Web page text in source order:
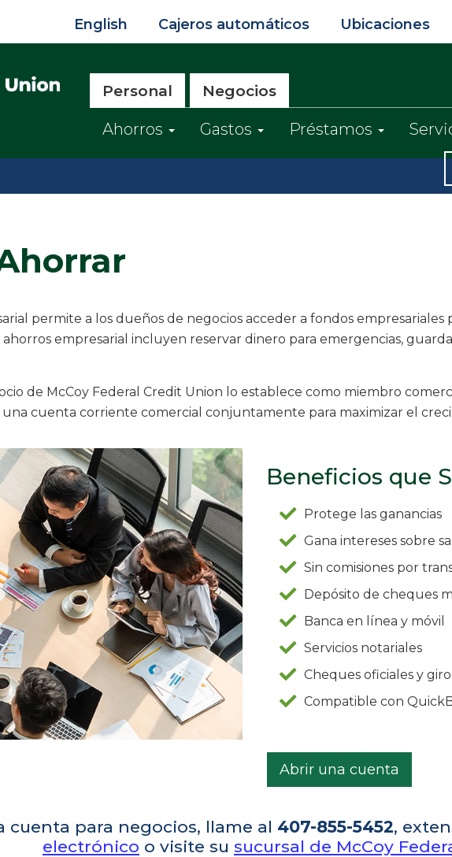
English Cajeros automáticos Ubicaciones
Personal Negocios
Ahorros Gastos Préstamos
permite a los dueños de negocios acceder a fondos empresariales
empresarial incluyen reservar dinero para emergencias,
de McCoy Federal Credit Union lo establece como miembro
cuenta corriente comercial conjuntamente para maximizar el
Beneficios que
Protege las ganancias
Gana intereses sobre
Sin comisiones por
Depósito de cheques
Banca en línea y móvil
Servicios notariales
Cheques oficiales y
Compatible con
Abrir una cuenta
cuenta para negocios, llame al 407-855-5452,
electrónico o visite su sucursal de McCoy